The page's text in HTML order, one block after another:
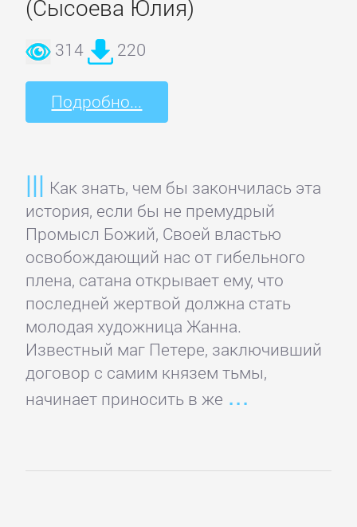
(Сысоева Юлия)
314 220
Подробно...
Как знать, чем бы закончилась эта
история, если бы не премудрый
Промысл Божий, Своей властью
освобождающий нас от гибельного
плена, сатана открывает ему, что
последней жертвой должна стать
молодая художница Жанна.
Известный маг Петере, заключивший
договор с самим князем тьмы,
начинает приносить в же
века
Легенды.
Эпос
Русская
классика
Советская
литература
Старинная
литература:
прочее